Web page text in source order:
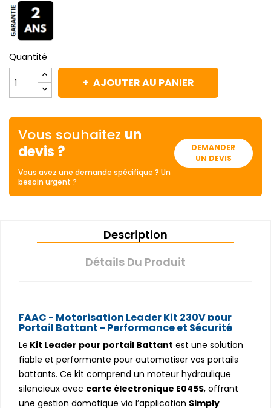
Quantité
AJOUTER AU PANIER
Vous souhaitez un
devis ?
Vous avez une demande spécifique ? Un
besoin urgent ?
DEMANDER
UN DEVIS
Description
Détails Du Produit
FAAC - Motorisation Leader Kit 230V pour
Portail Battant - Performance et Sécurité
Le Kit Leader pour portail Battant est une solution
fiable et performante pour automatiser vos portails
battants. Ce kit comprend un moteur hydraulique
silencieux avec carte électronique E045S, offrant
une gestion domotique via l’application Simply